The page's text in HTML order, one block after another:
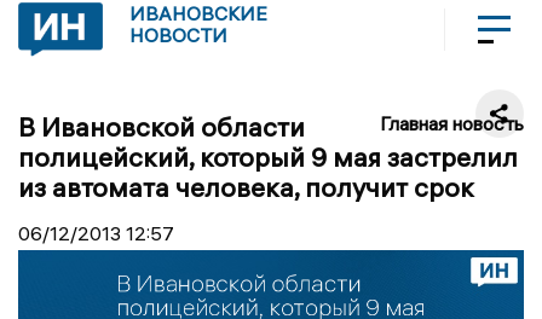
ИВАНОВСКИЕ
НОВОСТИ
Главная новость
В Ивановской области
полицейский, который 9 мая застрелил
из автомата человека, получит срок
06/12/2013 12:57